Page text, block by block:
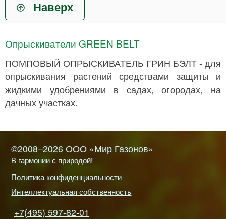
Наверх
Опрыскиватели GREEN BELT
ПОМПОВЫЙ ОПРЫСКИВАТЕЛЬ ГРИН БЭЛТ - для
опрыскивания растений средствами защиты и
жидкими удобрениями в садах, огородах, на
дачных участках.
©2008–2026 ООО «Мир Газонов»
В гармонии с природой!
Политика конфиденциальности
Интеллектуальная собственность
+7(495) 597-82-01